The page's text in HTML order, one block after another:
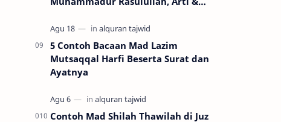
5 Contoh Bacaan Mad Lazim
Mutsaqqal Harfi Beserta Surat dan
Ayatnya
Contoh Mad Shilah Thawilah di Juz